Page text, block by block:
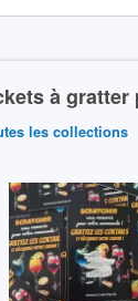
à gratter
les collections